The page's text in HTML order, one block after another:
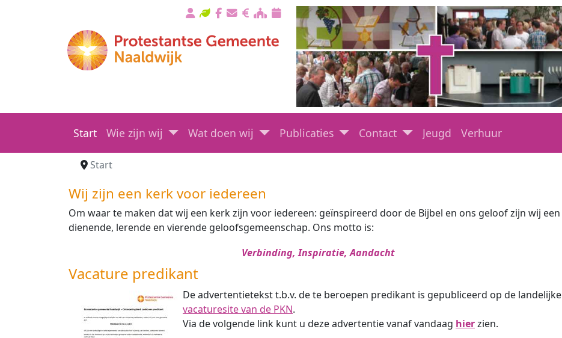
Start Wie zijn wij Wat doen wij Publicaties Contact Jeugd Verhuur
Start
Wij zijn een kerk voor iedereen
Om waar te maken dat wij een kerk zijn voor iedereen: geïnspireerd door de Bijbel en ons geloof zijn wij een
dienende, lerende en vierende geloofsgemeenschap. Ons motto is:
Verbinding, Inspiratie, Aandacht
Vacature predikant
De advertentietekst t.b.v. de te beroepen predikant is gepubliceerd op de landelijke
vacaturesite van de PKN.
Via de volgende link kunt u deze advertentie vanaf vandaag hierzien.